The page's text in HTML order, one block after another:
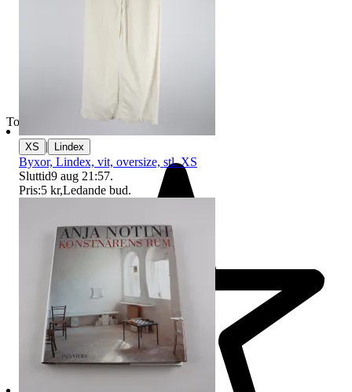
Toppsäljare
XS | Lindex
Byxor, Lindex, vit, oversize, stl. XS
Sluttid9 aug 21:57.
Pris:5 kr,Ledande bud.